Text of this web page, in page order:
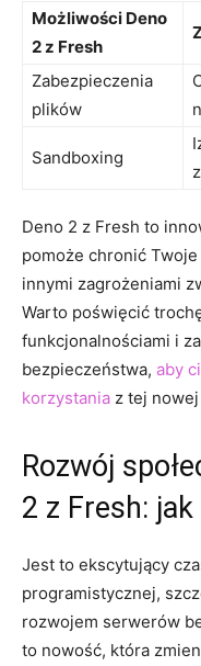
Możliwości Deno
2⁤ z Fresh
Zabezpieczenia
plików
Sandboxing
Deno​ 2 z ⁤Fresh to‌
pomoże chronić
innymi ‌zagrożeniami
Warto poświęcić
funkcjonalnościami i
bezpieczeństwa,​ aby
korzystania ⁤z tej
Rozwój
2 z Fresh:
Jest to ekscytujący
programistycznej,
rozwojem‌ serwerów
to nowość, która